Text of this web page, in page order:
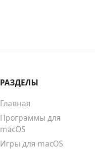
РАЗДЕЛЫ
Главная
Программы для
macOS
Игры для macOS